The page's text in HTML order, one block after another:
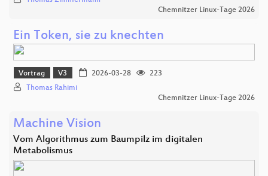
Chemnitzer Linux-Tage 2026
Ein Token, sie zu knechten
Vortrag V3 2026-03-28
223
Thomas Rahimi
Chemnitzer Linux-Tage 2026
Machine Vision
Vom Algorithmus zum Baumpilz im digitalen
Metabolismus